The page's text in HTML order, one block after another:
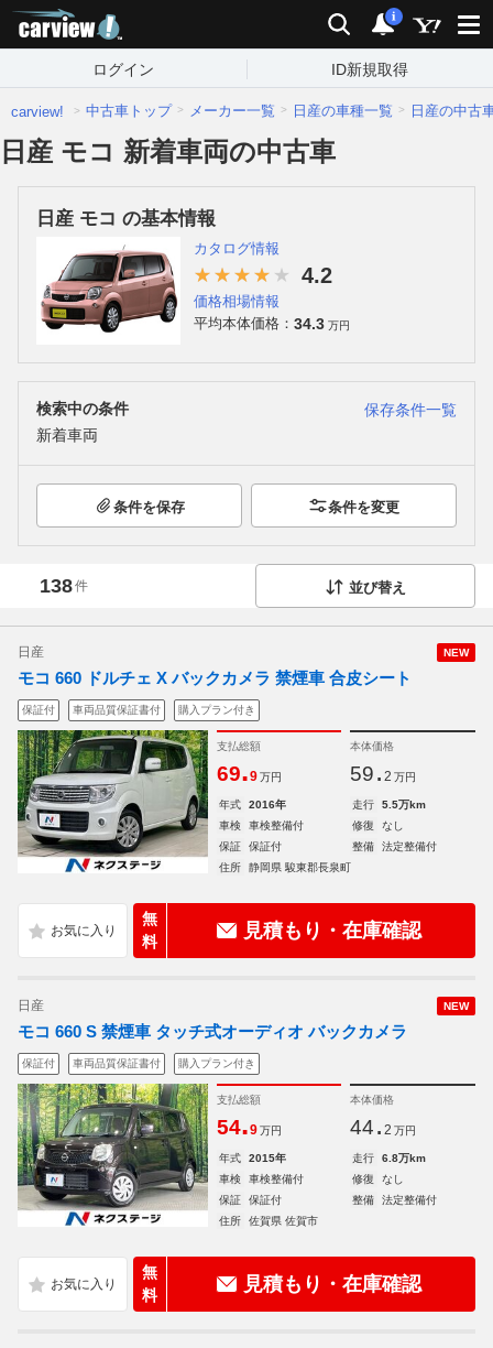
検索 通知
i
ログイン ID新規取得
carview! 中古車トップ メーカー一覧 日産の車種一覧 日産の中古
日産 モコ 新着車両の中古車
日産 モコ の基本情報
カタログ情報
4.2
価格相場情報
平均本体価格： 34.3 万円
検索中の条件
保存条件一覧
新着車両
条件を保存 条件を変更
138件 並び替え
NEW
日産
モコ 660 ドルチェ X バックカメラ 禁煙車 合皮シート
保証付 車両品質保証書付 購入プラン付き
支払総額
69.9 万円
本体価格
59. 2 万円
年式 2016年 走行
5.5万km
車検
車検整備付 修復
なし
保証
保証付 整備
法定整備付
住所
静岡県 駿東郡長泉町
無
料
見積もり・在庫確認
NEW
日産
モコ 660 S 禁煙車 タッチ式オーディオ バックカメラ
保証付 車両品質保証書付 購入プラン付き
支払総額
54.9 万円
本体価格
44. 2 万円
年式 2015年 走行
6.8万km
車検
車検整備付 修復
なし
保証
保証付 整備
法定整備付
住所
佐賀県 佐賀市
無
料
見積もり・在庫確認